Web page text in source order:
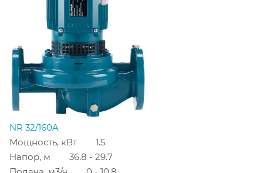
NR 32/160A
Мощность, кВт
1.5
Напор, м
36.8 - 29.7